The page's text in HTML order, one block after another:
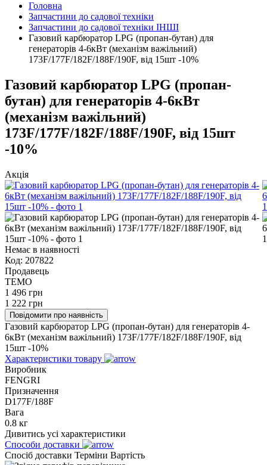
Головна
Запчастини до садової техніки
Запчастини до садової техніки ІНШІ
Газовий карбюратор LPG (пропан-бутан) для
генераторів 4-6кВт (механізм важільний)
173F/177F/182F/188F/190F, від 15шт -10%
Газовий карбюратор LPG (пропан-
бутан) для генераторів 4-6кВт
(механізм важільний)
173F/177F/182F/188F/190F, від 15шт
-10%
Акція
Немає в наявності
Код: 207822
Продавець
TEMO
1 496 грн
1 222 грн
Повідомити про наявність
Газовий карбюратор LPG (пропан-бутан) для генераторів 4-
6кВт (механізм важільний) 173F/177F/182F/188F/190F, від
15шт -10%
Характеристики товару
Виробник
FENGRI
Призначення
D177F/188F
Вага
0.8 кг
Дивитись усі характеристики
Способи доставки
Спосіб доставки Терміни Вартість